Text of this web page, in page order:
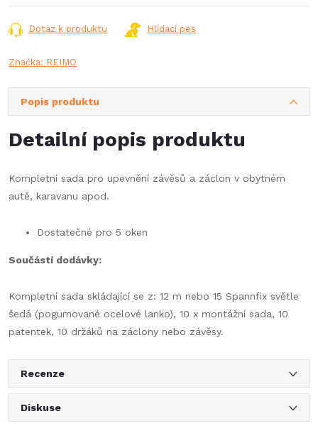
Dotaz k produktu Hlídací pes
Značka: REIMO
Popis produktu
Detailní popis produktu
Kompletní sada pro upevnění závěsů a záclon v obytném
autě, karavanu apod.
Dostatečné pro 5 oken
Součástí dodávky:
Kompletní sada skládající se z: 12 m nebo 15 Spannfix světle
šedá (pogumované ocelové lanko), 10 x montážní sada, 10
patentek, 10 držáků na záclony nebo závěsy.
Recenze
Diskuse